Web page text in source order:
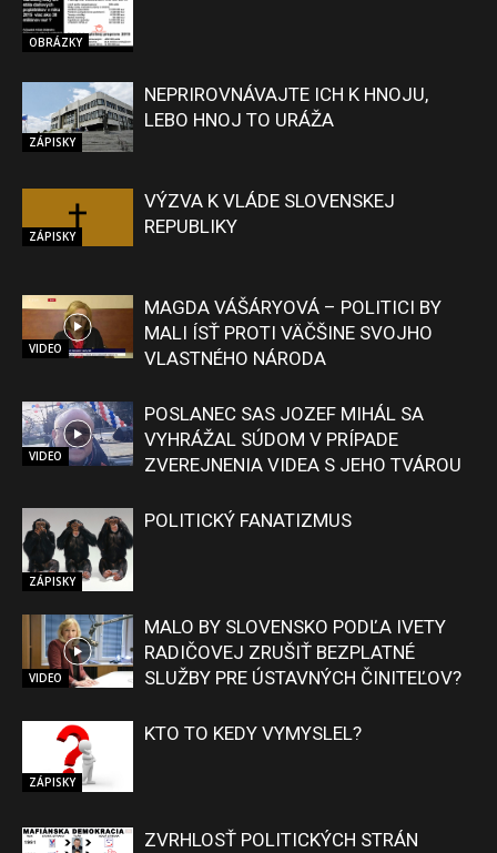
OBRÁZKY
ZÁPISKY
NEPRIROVNÁVAJTE ICH K HNOJU,
LEBO HNOJ TO URÁŽA
ZÁPISKY
VÝZVA K VLÁDE SLOVENSKEJ
REPUBLIKY
VIDEO
MAGDA VÁŠÁRYOVÁ – POLITICI BY
MALI ÍSŤ PROTI VÄČŠINE SVOJHO
VLASTNÉHO NÁRODA
VIDEO
POSLANEC SAS JOZEF MIHÁL SA
VYHRÁŽAL SÚDOM V PRÍPADE
ZVEREJNENIA VIDEA S JEHO TVÁROU
ZÁPISKY
POLITICKÝ FANATIZMUS
VIDEO
MALO BY SLOVENSKO PODĽA IVETY
RADIČOVEJ ZRUŠIŤ BEZPLATNÉ
SLUŽBY PRE ÚSTAVNÝCH ČINITEĽOV?
ZÁPISKY
KTO TO KEDY VYMYSLEL?
ZVRHLOSŤ POLITICKÝCH STRÁN